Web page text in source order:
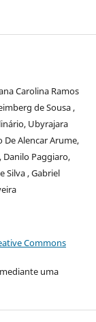
Carolina Ramos
de Sousa ,
Ubyrajara
De Alencar Arume,
Danilo Paggiaro,
Silva , Gabriel
Commons
uma